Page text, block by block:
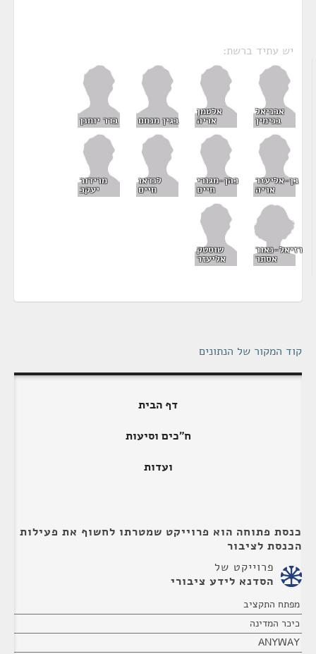
יש עתיד ברשת:
אבניאל
בנימין
אלטמן
אריה בגין מנחם בדר יוחנן
בן-אליעזר
אריה
כהן-מגורי
חיים
לנדאו
חיים
מרידור
יעקב
רזיאל-נאור
אסתר
שוסטק
אליעזר
קוד המקור של הנתונים
דף הבית
ח"כים וסיעות
ועדות
כנסת פתוחה הוא פרוייקט שמטרתו לחשוף את פעילות
הכנסת לציבור
פרוייקט של
הסדנא לידע ציבורי
מפתח התקציב
כיכר המדינה
ANYWAY